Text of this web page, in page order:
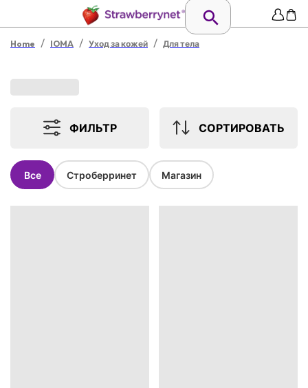
Home / IOMA / Уход за кожей / Для тела
ФИЛЬТР СОРТИРОВАТЬ
Все Строберринет Магазин